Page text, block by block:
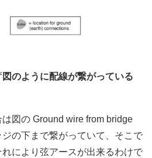
図のように配線が繋がっている
図の Ground wire from bridge
の下まで繋がっていて、そこで
により弦アースが出来るわけで